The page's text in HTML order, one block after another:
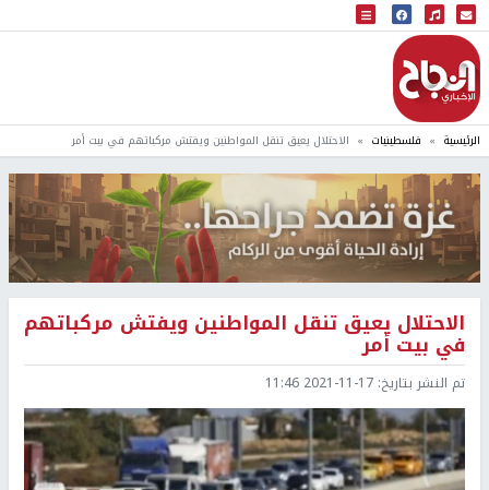
البث المباشر
إذاعة النجاح
الرئيسية فلسطينيات الاحتلال يعيق تنقل المواطنين ويفتش مركباتهم في بيت أمر
الاحتلال يعيق تنقل المواطنين ويفتش مركباتهم
في بيت أمر
تم النشر بتاريخ: 2021-11-17 11:46